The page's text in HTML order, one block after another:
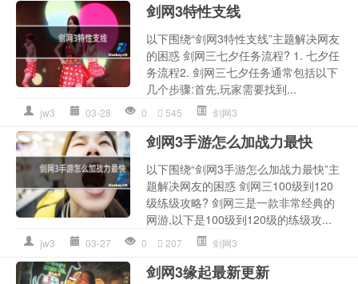
剑网3特性支线
以下围绕“剑网3特性支线”主题解决网友
的困惑 剑网三七夕任务流程? 1. 七夕任
务流程2. 剑网三七夕任务通常包括以下
几个步骤:首先,玩家需要找到...
jw3 03-28 0 545 剑网3
剑网3手游怎么加战力最快
以下围绕“剑网3手游怎么加战力最快”主
题解决网友的困惑 剑网三100级到120
级练级攻略? 剑网三是一款非常经典的
网游,以下是100级到120级的练级攻...
jw3 03-27 0 207 剑网3
剑网3缘起最新更新